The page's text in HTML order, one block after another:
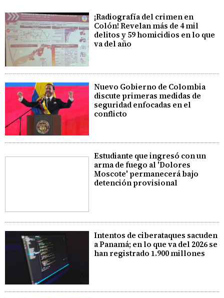
¡Radiografía del crimen en
Colón! Revelan más de 4 mil
delitos y 59 homicidios en lo que
va del año
Nuevo Gobierno de Colombia
discute primeras medidas de
seguridad enfocadas en el
conflicto
Estudiante que ingresó con un
arma de fuego al 'Dolores
Moscote' permanecerá bajo
detención provisional
Intentos de ciberataques sacuden
a Panamá; en lo que va del 2026 se
han registrado 1.900 millones